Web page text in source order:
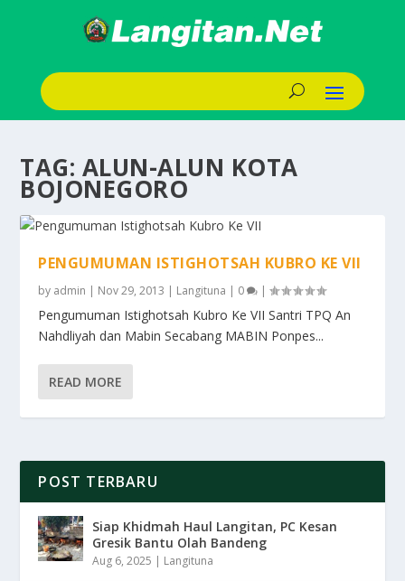
TAG: ALUN-ALUN KOTA
BOJONEGORO
PENGUMUMAN ISTIGHOTSAH KUBRO KE VII
by admin | Nov 29, 2013 | Langituna | 0 |
Pengumuman Istighotsah Kubro Ke VII Santri TPQ An
Nahdliyah dan Mabin Secabang MABIN Ponpes...
READ MORE
POST TERBARU
Siap Khidmah Haul Langitan, PC Kesan
Gresik Bantu Olah Bandeng
Aug 6, 2025 | Langituna